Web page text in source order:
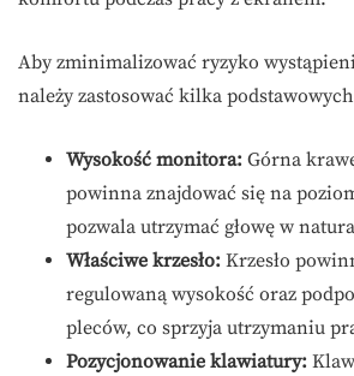
Aby zminimalizować ryzyko
należy zastosować kilka
Wysokość monitora: Górna
powinna znajdować się na
pozwala utrzymać głowę w
Właściwe krzesło: Krzesło
regulowaną wysokość oraz
pleców, co sprzyja utrzymaniu
Pozycjonowanie klawiatury: